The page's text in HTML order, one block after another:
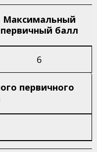
Максимальный
первичный балл
6
первичного